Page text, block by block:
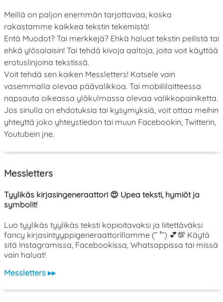
Meillä on paljon enemmän tarjottavaa, koska
rakastamme kaikkea tekstin tekemistä!
Entä Muodot? Tai merkkejä? Ehkä haluat tekstin peilistä tai
ehkä ylösalaisin! Tai tehdä kivoja aaltoja, joita voit käyttää
erotuslinjoina tekstissä.
Voit tehdä sen kaiken Messletters! Katsele vain
vasemmalla olevaa päävalikkoa. Tai mobiililaitteessa
napsauta oikeassa yläkulmassa olevaa valikkopainiketta.
Jos sinulla on ehdotuksia tai kysymyksiä, voit ottaa meihin
yhteyttä joko yhteystiedon tai muun Facebookin, Twitterin,
Youtubein jne.
Messletters
Tyylikäs kirjasingeneraattori 😍 Upea teksti, hymiöt ja
symbolit!
Luo tyylikäs tyylikäs teksti kopioitavaksi ja liitettäväksi
fancy kirjasintyyppigeneraattorillamme (˘ ³˘) 💕💯 Käytä
sitä Instagramissa, Facebookissa, Whatsappissa tai missä
vain haluat!
Messletters ▸▸